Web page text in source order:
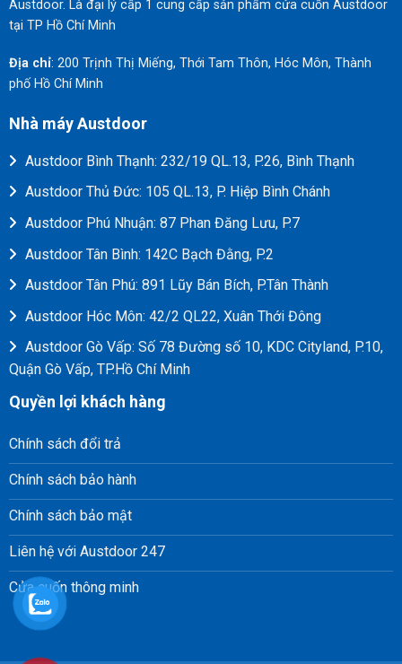
Austdoor. Là đại lý cấp 1 cung cấp sản phẩm cửa cuốn Austdoor
tại TP Hồ Chí Minh
Địa chỉ: 200 Trịnh Thị Miếng, Thới Tam Thôn, Hóc Môn, Thành
phố Hồ Chí Minh
Nhà máy Austdoor
Austdoor Bình Thạnh: 232/19 QL.13, P.26, Bình Thạnh
Austdoor Thủ Đức: 105 QL.13, P. Hiệp Bình Chánh
Austdoor Phú Nhuận: 87 Phan Đăng Lưu, P.7
Austdoor Tân Bình: 142C Bạch Đằng, P.2
Austdoor Tân Phú: 891 Lũy Bán Bích, P.Tân Thành
Austdoor Hóc Môn: 42/2 QL22, Xuân Thới Đông
Austdoor Gò Vấp: Số 78 Đường số 10, KDC Cityland, P.10,
Quận Gò Vấp, TP.Hồ Chí Minh
Quyền lợi khách hàng
Chính sách đổi trả
Chính sách bảo hành
Chính sách bảo mật
Liên hệ với Austdoor 247
Cửa cuốn thông minh